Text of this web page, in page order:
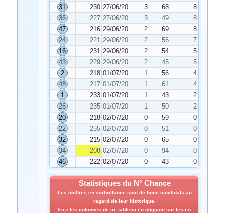
31
230 27/06/2022 3 68
8
36
227 27/06/2022 3 49
8
47
216 29/06/2022 2 69
8
24
221 29/06/2022 2 56
7
16
231 29/06/2022 2 54
5
43
229 29/06/2022 2 45
5
2
218 01/07/2022 1 56
4
48
217 01/07/2022 1 61
4
1
233 01/07/2022 1 43
2
26
235 01/07/2022 1 50
2
20
218 02/07/2022 0 59
0
22
255 02/07/2022 0 51
0
32
215 02/07/2022 0 65
0
34
208 02/07/2022 0 94
0
46
222 02/07/2022 0 43 0
Statistiques du N° Chance
Les chiffres en surbrillance sont de bons candidats au
regard de leur historique.
Triez les colonnes de ce tableau en cliquant sur les en-